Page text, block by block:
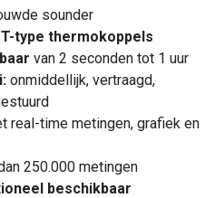
sounder
T-type thermokoppels
van 2 seconden tot 1 uur
onmiddellijk, vertraagd,
real-time metingen, grafiek en
250.000 metingen
beschikbaar